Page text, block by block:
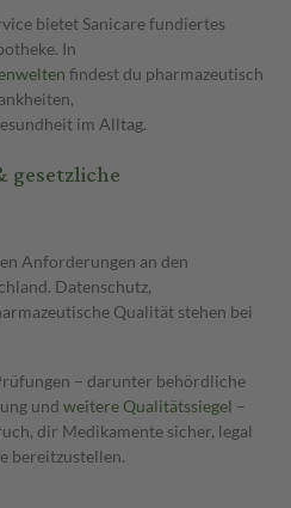
bietet Sanicare fundiertes
In
findest du pharmazeutisch
im Alltag.
gesetzliche
Anforderungen an den
Datenschutz,
Qualität stehen bei
– darunter behördliche
und weitere Qualitätssiegel –
dir Medikamente sicher, legal
bereitzustellen.